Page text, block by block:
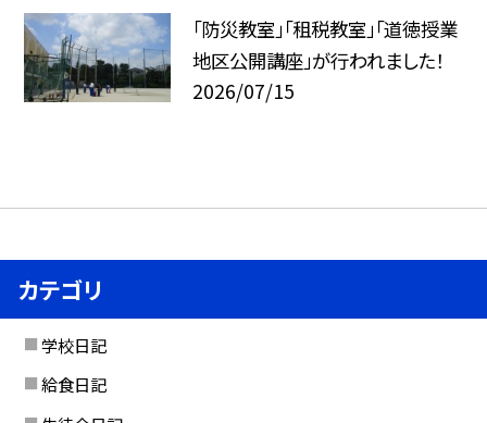
「防災教室」「租税教室」「道徳授業
地区公開講座」が行われました！
2026/07/15
カテゴリ
学校日記
給食日記